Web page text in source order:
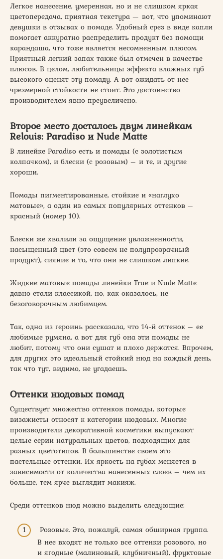
Легкое нанесение, умеренная, но и не слишком яркая
цветопередача, приятная текстура — вот, что упоминают
девушки в отзывах о помаде. Удобный срез в виде капли
помогает аккуратно распределить продукт без помощи
карандаша, что тоже является несомненным плюсом.
Приятный легкий запах также был отмечен в качестве
плюсов. В целом, любительницы эффекта влажных губ
высокого оценят эту помаду. А вот ожидать от нее
чрезмерной стойкости не стоит. Это достоинство
производителем явно преувеличено.
Второе место досталось двум линейкам
Relouis: Paradiso и Nude Matte
В линейке Paradiso есть и помады (с золотистым
колпачком), и блески (с розовым) – и те, и другие
хороши.
Помады пигментированные, стойкие и «наглухо
матовые», а один из самых популярных оттенков –
красный (номер 10).
Блески же хвалили за ощущение увлажненности,
насыщенный цвет (это совсем не полупрозрачный
продукт), сияние и то, что они не слишком липкие.
Жидкие матовые помады линейки True и Nude Matte
давно стали классикой, но, как оказалось, не
безоговорочным любимцем.
Так, одна из героинь рассказала, что 14-й оттенок – ее
любимые румяна, а вот для губ она эти помады не
любит, потому что они сушат и плохо держатся. Впрочем,
для других это идеальный стойкий нюд на каждый день,
так что тут, видимо, не угадаешь.
Оттенки нюдовых помад
Существует множество оттенков помады, которые
визажисты относят к категории нюдовых. Многие
производители декоративной косметики выпускают
целые серии натуральных цветов, подходящих для
разных цветотипов. В большинстве своем это
пастельные оттенки. Их яркость на губах меняется в
зависимости от количества нанесенных слоев – чем их
больше, тем ярче выглядит макияж.
Среди оттенков нюд можно выделить следующие:
Розовые. Это, пожалуй, самая обширная группа.
В нее входят не только все оттенки розового, но
и ягодные (малиновый, клубничный), фруктовые